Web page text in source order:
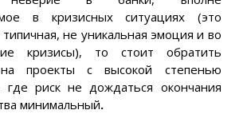
в кризисных ситуациях (это
не уникальная эмоция и во
кризисы), то стоит обратить
проекты с высокой степенью
где риск не дождаться окончания
минимальный.